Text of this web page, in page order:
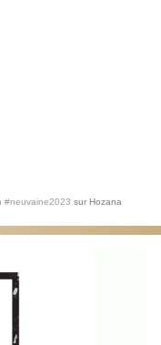
#neuvaine2023 sur Hozana